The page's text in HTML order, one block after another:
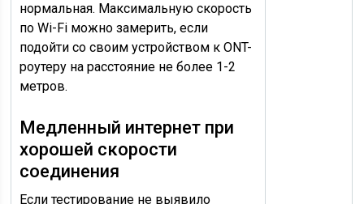
нормальная. Максимальную скорость
по Wi-Fi можно замерить, если
подойти со своим устройством к ONT-
роутеру на расстояние не более 1-2
метров.
Медленный интернет при
хорошей скорости
соединения
Если тестирование не выявило